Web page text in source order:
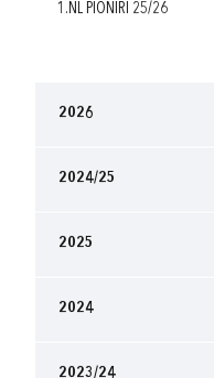
1.NL PIONIRI 25/26
2026
2024/25
2025
2024
2023/24